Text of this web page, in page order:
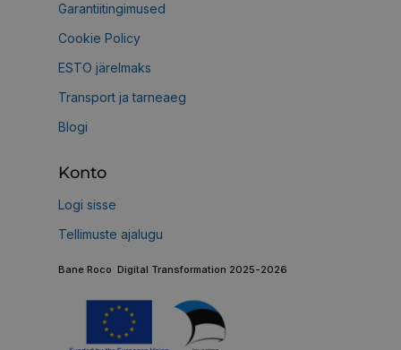
Garantiitingimused
Cookie Policy
ESTO järelmaks
Transport ja tarneaeg
Blogi
Konto
Logi sisse
Tellimuste ajalugu
Bane Roco Digital Transformation 2025-2026